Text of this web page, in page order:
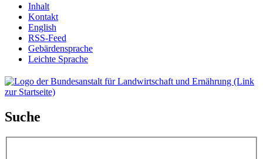
In­halt
Kon­takt
English
RSS-Feed
Ge­bär­den­spra­che
Leich­te Spra­che
Suche